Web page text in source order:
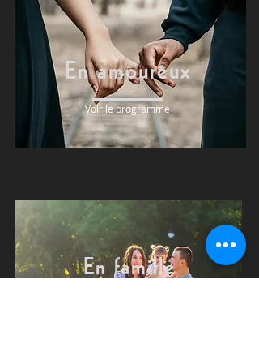
En amoureux
Voir le programme
En famille